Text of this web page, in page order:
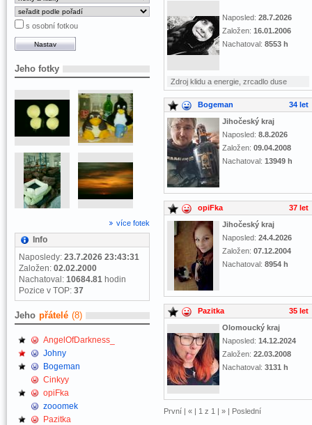
s osobní fotkou
Jeho fotky
více fotek
Info
Naposledy: 23.7.2026 23:43:31
Založen: 02.02.2000
Nachatoval: 10684.81 hodin
Pozice v TOP: 37
Jeho přátelé (8)
AngelOfDarkness_
Johny
Bogeman
Cinkyy
opiFka
zooomek
Pazitka
Naposled: 28.7.2026
Založen: 16.01.2006
Nachatoval: 8553 h
Zdroj klidu a energie, zrcadlo duse
Bogeman
34 let
Jihočeský kraj
Naposled: 8.8.2026
Založen: 09.04.2008
Nachatoval: 13949 h
opiFka
37 let
Jihočeský kraj
Naposled: 24.4.2026
Založen: 07.12.2004
Nachatoval: 8954 h
Pazitka
35 let
Olomoucký kraj
Naposled: 14.12.2024
Založen: 22.03.2008
Nachatoval: 3131 h
První | « | 1 z 1 | » | Poslední